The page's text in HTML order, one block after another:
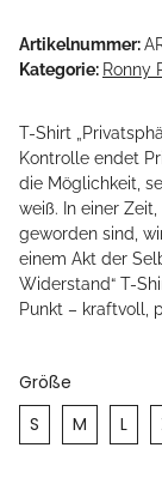
Artikelnummer:
Kategorie: Ronny
T-Shirt
Kontrolle endet
die Möglichkeit,
weiß. In einer
geworden sind,
einem Akt der
Widerstand“ T-
Punkt – kraftvoll,
Größe
S
M L